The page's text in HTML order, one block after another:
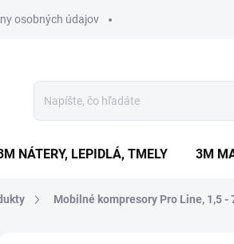
osobných údajov
NÁTERY, LEPIDLÁ, TMELY 3M
Mobilné kompresory Pro Line, 1,5 -